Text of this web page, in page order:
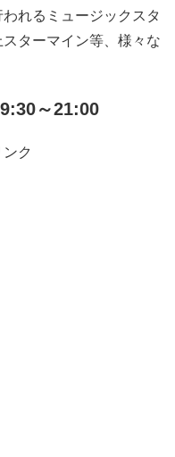
れるミュージックスタ
ターマイン等、様々な
～21:00
ク